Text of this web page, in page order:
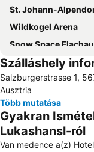
St. Johann-
Wildkogel Arena
Snow Space Flachau
Hochkönigs Winterreich - Mühlbach
Wagrain-Kleinarl
Skigebiet Kitzbühel
Kaiserbad
Zauchensee
Sigmund-Thun-
Szálláshely
Salzburgerstrasse 1,
Ausztria
Több mutatása
Gyakran
Lukashansl-ról
Van medence a(z)